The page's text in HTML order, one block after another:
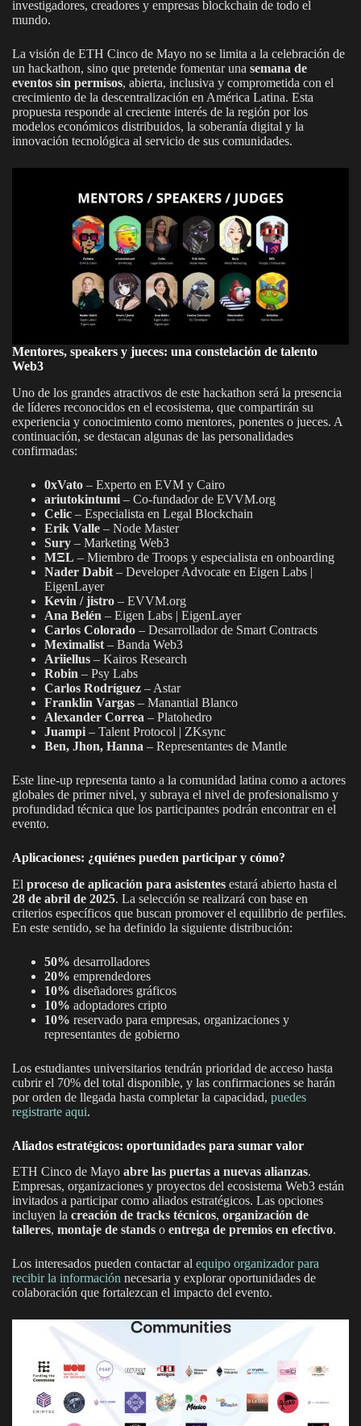
investigadores, creadores y empresas blockchain de todo el
mundo.
La visión de ETH Cinco de Mayo no se limita a la celebración de
un hackathon, sino que pretende fomentar una semana de
eventos sin permisos, abierta, inclusiva y comprometida con el
crecimiento de la descentralización en América Latina. Esta
propuesta responde al creciente interés de la región por los
modelos económicos distribuidos, la soberanía digital y la
innovación tecnológica al servicio de sus comunidades.
Mentores, speakers y jueces: una constelación de talento
Web3
Uno de los grandes atractivos de este hackathon será la presencia
de líderes reconocidos en el ecosistema, que compartirán su
experiencia y conocimiento como mentores, ponentes o jueces. A
continuación, se destacan algunas de las personalidades
confirmadas:
0xVato – Experto en EVM y Cairo
ariutokintumi – Co-fundador de EVVM.org
Celic – Especialista en Legal Blockchain
Erik Valle – Node Master
Sury – Marketing Web3
MΞL – Miembro de Troops y especialista en onboarding
Nader Dabit – Developer Advocate en Eigen Labs |
EigenLayer
Kevin / jistro – EVVM.org
Ana Belén – Eigen Labs | EigenLayer
Carlos Colorado – Desarrollador de Smart Contracts
Meximalist – Banda Web3
Ariiellus – Kairos Research
Robin – Psy Labs
Carlos Rodríguez – Astar
Franklin Vargas – Manantial Blanco
Alexander Correa – Platohedro
Juampi – Talent Protocol | ZKsync
Ben, Jhon, Hanna – Representantes de Mantle
Este line-up representa tanto a la comunidad latina como a actores
globales de primer nivel, y subraya el nivel de profesionalismo y
profundidad técnica que los participantes podrán encontrar en el
evento.
Aplicaciones: ¿quiénes pueden participar y cómo?
El proceso de aplicación para asistentes estará abierto hasta el
28 de abril de 2025. La selección se realizará con base en
criterios específicos que buscan promover el equilibrio de perfiles.
En este sentido, se ha definido la siguiente distribución:
50% desarrolladores
20% emprendedores
10% diseñadores gráficos
10% adoptadores cripto
10% reservado para empresas, organizaciones y
representantes de gobierno
Los estudiantes universitarios tendrán prioridad de acceso hasta
cubrir el 70% del total disponible, y las confirmaciones se harán
por orden de llegada hasta completar la capacidad, puedes
registrarte aqui.
Aliados estratégicos: oportunidades para sumar valor
ETH Cinco de Mayo abre las puertas a nuevas alianzas.
Empresas, organizaciones y proyectos del ecosistema Web3 están
invitados a participar como aliados estratégicos. Las opciones
incluyen la creación de tracks técnicos, organización de
talleres, montaje de stands o entrega de premios en efectivo.
Los interesados pueden contactar al equipo organizador para
recibir la información necesaria y explorar oportunidades de
colaboración que fortalezcan el impacto del evento.